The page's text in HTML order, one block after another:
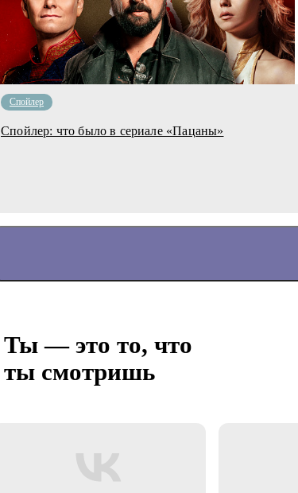
Cпойлер
Спойлер: что было в сериале «Пацаны»
Ты — это то, что
ты смотришь